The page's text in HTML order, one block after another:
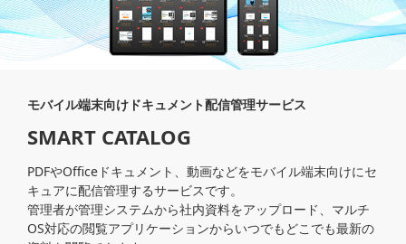
モバイル端末向けドキュメント配信管理サービス
SMART CATALOG
PDFやOfficeドキュメント、動画などをモバイル端末向けにセ
キュアに配信管理するサービスです。
管理者が管理システムから社内資料をアップロード、マルチ
OS対応の閲覧アプリケーションからいつでもどこでも最新の